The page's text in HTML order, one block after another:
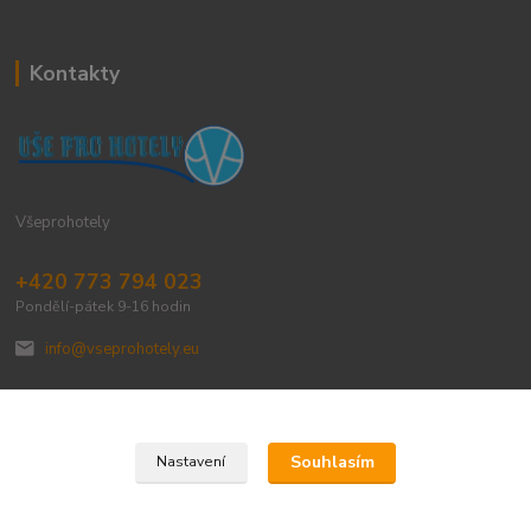
Kontakty
Všeprohotely
+420 773 794 023
Pondělí-pátek 9-16 hodin
info@vseprohotely.eu
Upravit sběr cookies.
Nastavení Souhlasím